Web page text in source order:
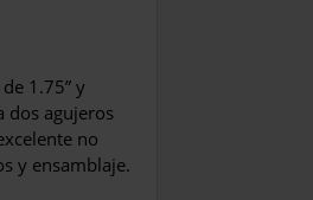
1.75” y
dos agujeros
no
y ensamblaje.